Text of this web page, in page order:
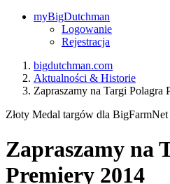
myBigDutchman
Logowanie
Rejestracja
bigdutchman.com
Aktualności & Historie
Zapraszamy na Targi Polagra
Złoty Medal targów dla BigFarmNet
Zapraszamy na
Premiery 2014